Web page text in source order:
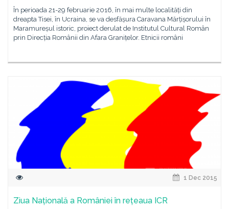
În perioada 21-29 februarie 2016, în mai multe localități din
dreapta Tisei, în Ucraina, se va desfășura Caravana Mărțișorului în
Maramureșul istoric, proiect derulat de Institutul Cultural Român
prin Direcția Românii din Afara Granițelor. Etnicii români
1 Dec 2015
Ziua Națională a României în rețeaua ICR